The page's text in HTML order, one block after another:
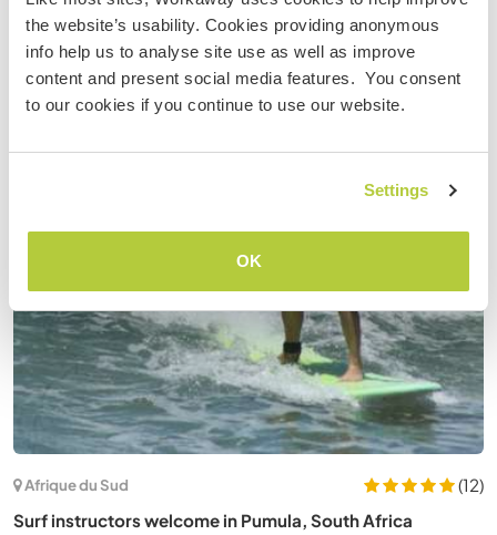
the website’s usability. Cookies providing anonymous
info help us to analyse site use as well as improve
content and present social media features. You consent
to our cookies if you continue to use our website.
Settings
OK
Afrique du Sud
(12)
Surf instructors welcome in Pumula, South Africa